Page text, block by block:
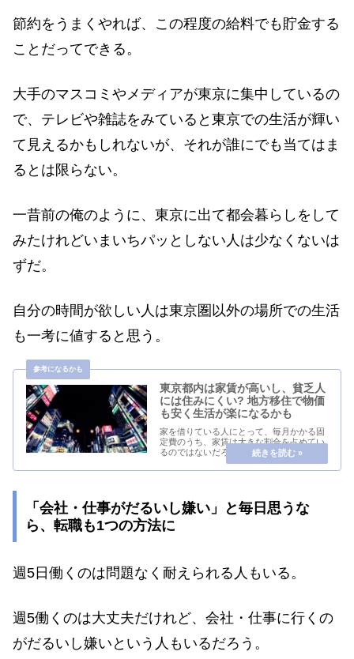
節約をうまくやれば、この程度の給料でも貯金する
ことだってできる。
大手のマスコミやメディアが東京に集中しているの
で、テレビや雑誌をみていると東京での生活が輝い
て見えるかもしれないが、それが誰にでも当てはま
るとは限らない。
一昔前の俺のように、東京に出て都会暮らしをして
みたけれどいまいちパッとしない人は少なくないは
ずだ。
自分の時間が欲しい人は東京圏以外の場所での生活
も一考に値すると思う。
東京都内は家賃が高いし、貧乏人
には住みにくい? 地方移住で物価
も安く生活が楽になるかも
家を借りている人にとって、毎月かかる固
定費のうち、家賃は大きな割合を占めてい
るのではないだろうか。節約生活をしてい
る人は、家賃をいかに下げるか試行錯誤し
てきたに違いない。家賃が下がれば、働き
「会社・仕事がだるいし嫌い」と毎日思うな
ら、転職も1つの方法に
週5日働くのは問題なく耐えられる人もいる。
週5働くのは大丈夫だけれど、会社・仕事に行くの
がだるいし嫌いという人もいるだろう。